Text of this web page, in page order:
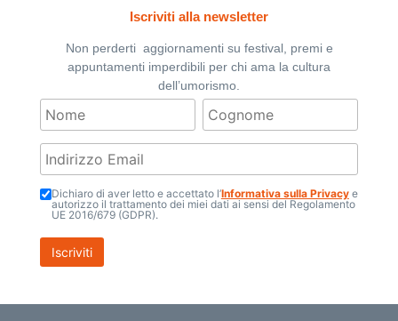
Iscriviti alla newsletter
Non perderti aggiornamenti su festival, premi e
appuntamenti imperdibili per chi ama la cultura
dell’umorismo.
Dichiaro di aver letto e accettato l’Informativa sulla Privacye
autorizzo il trattamento dei miei dati ai sensi del Regolamento
UE 2016/679 (GDPR).